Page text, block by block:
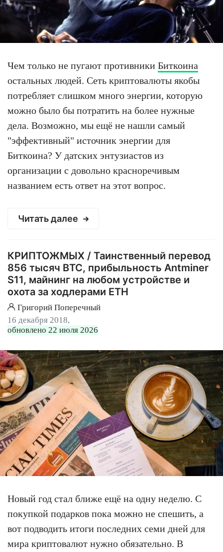
Чем только не пугают противники Биткоина
остальных людей. Сеть криптовалюты якобы
потребляет слишком много энергии, которую
можно было бы потратить на более нужные
дела. Возможно, мы ещё не нашли самый
"эффективный" источник энергии для
Биткоина? У датских энтузиастов из
организации с довольно красноречивым
названием есть ответ на этот вопрос.
Читать далее
КРИПТОЖМЫХ / Таинственный перевод
856 тысяч BTC, прибыльность Antminer
S11, майнинг на любом устройстве и
охота за ходлерами ETH
Григорий Поперечный
16 декабря 2018,
обновлено 22 июля 2026
Новый год стал ближе ещё на одну неделю. С
покупкой подарков пока можно не спешить, а
вот подводить итоги последних семи дней для
мира криптовалют нужно обязательно. В